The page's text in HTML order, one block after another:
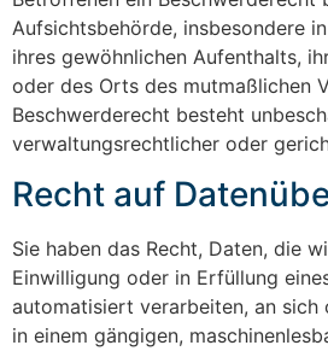
Aufsichtsbehörde, insbesondere
ihres gewöhnlichen Aufenthalts,
oder des Orts des mutmaßlichen
Beschwerderecht besteht
verwaltungsrechtlicher oder
Recht auf
Sie haben das Recht, Daten, die
Einwilligung oder in Erfüllung
automatisiert verarbeiten, an sich
in einem gängigen,